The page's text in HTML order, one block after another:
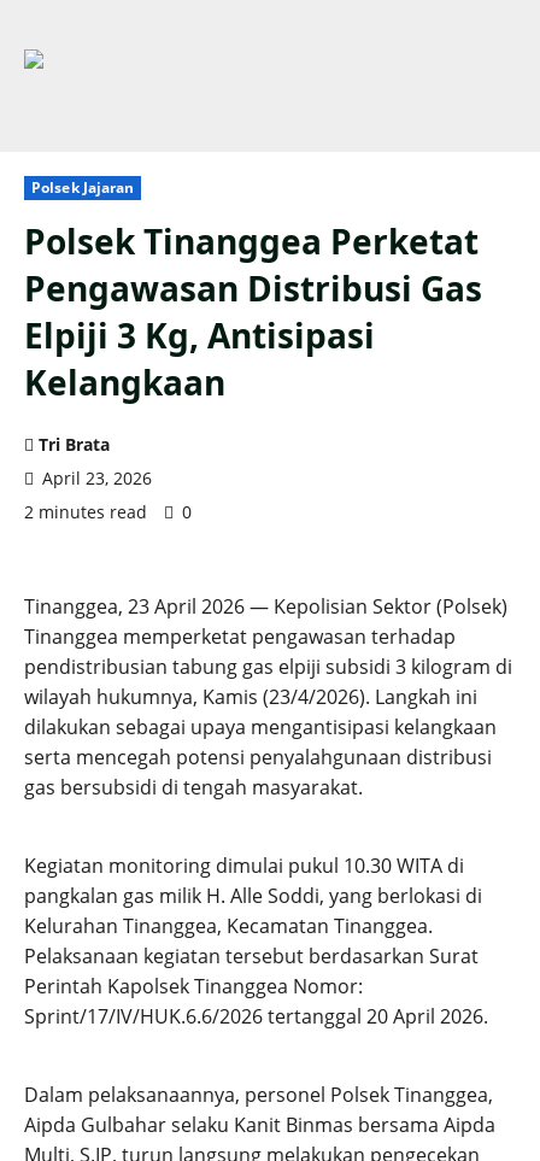
Polsek Jajaran
Polsek Tinanggea Perketat
Pengawasan Distribusi Gas
Elpiji 3 Kg, Antisipasi
Kelangkaan
Tri Brata
April 23, 2026
2 minutes read
0
Tinanggea, 23 April 2026 — Kepolisian Sektor (Polsek)
Tinanggea memperketat pengawasan terhadap
pendistribusian tabung gas elpiji subsidi 3 kilogram di
wilayah hukumnya, Kamis (23/4/2026). Langkah ini
dilakukan sebagai upaya mengantisipasi kelangkaan
serta mencegah potensi penyalahgunaan distribusi
gas bersubsidi di tengah masyarakat.
Kegiatan monitoring dimulai pukul 10.30 WITA di
pangkalan gas milik H. Alle Soddi, yang berlokasi di
Kelurahan Tinanggea, Kecamatan Tinanggea.
Pelaksanaan kegiatan tersebut berdasarkan Surat
Perintah Kapolsek Tinanggea Nomor:
Sprint/17/IV/HUK.6.6/2026 tertanggal 20 April 2026.
Dalam pelaksanaannya, personel Polsek Tinanggea,
Aipda Gulbahar selaku Kanit Binmas bersama Aipda
Multi, S.IP, turun langsung melakukan pengecekan